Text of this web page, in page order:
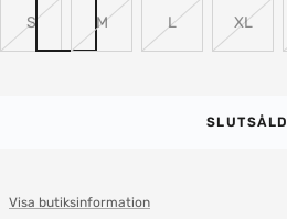
S M L XL
SLUTSÅLD
Visa butiksinformation